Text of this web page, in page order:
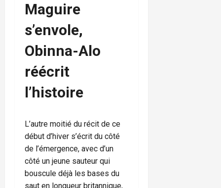
Maguire
s’envole,
Obinna-Alo
réécrit
l’histoire
L’autre moitié du récit de ce
début d’hiver s’écrit du côté
de l’émergence, avec d’un
côté un jeune sauteur qui
bouscule déjà les bases du
saut en longueur britannique,